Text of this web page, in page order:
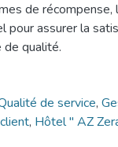
de
pour assurer la
de qualité.
de service,
, Hôtel " AZ